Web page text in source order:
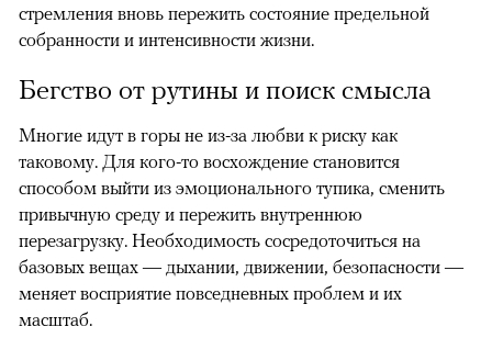
стремления вновь пережить состояние предельной
собранности и интенсивности жизни.
Бегство от рутины и поиск смысла
Многие идут в горы не из-за любви к риску как
таковому. Для кого-то восхождение становится
способом выйти из эмоционального тупика, сменить
привычную среду и пережить внутреннюю
перезагрузку. Необходимость сосредоточиться на
базовых вещах — дыхании, движении, безопасности —
меняет восприятие повседневных проблем и их
масштаб.